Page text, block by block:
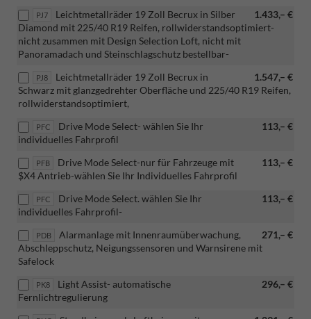
PJ7 1.433,– €
Leichtmetallräder 19 Zoll Becrux in Silber
Diamond mit 225/40 R19 Reifen, rollwiderstandsoptimiert-
nicht zusammen mit Design Selection Loft, nicht mit
Panoramadach und Steinschlagschutz bestellbar-
PJ8 1.547,– €
Leichtmetallräder 19 Zoll Becrux in
Schwarz mit glanzgedrehter Oberfläche und 225/40 R19 Reifen,
rollwiderstandsoptimiert,
PFC 113,– €
Drive Mode Select- wählen Sie Ihr
individuelles Fahrprofil
PFB 113,– €
Drive Mode Select-nur für Fahrzeuge mit
$X4 Antrieb-wählen Sie Ihr Individuelles Fahrprofil
PFC 113,– €
Drive Mode Select. wählen Sie Ihr
individuelles Fahrprofil-
PDB 271,– €
Alarmanlage mit Innenraumüberwachung,
Abschleppschutz, Neigungssensoren und Warnsirene mit
Safelock
PK8 296,– €
Light Assist- automatische
Fernlichtregulierung